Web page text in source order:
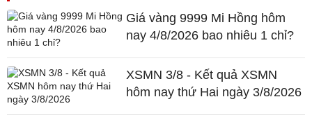
Giá vàng 9999 Mi Hồng hôm
nay 4/8/2026 bao nhiêu 1 chỉ?
XSMN 3/8 - Kết quả XSMN
hôm nay thứ Hai ngày 3/8/2026